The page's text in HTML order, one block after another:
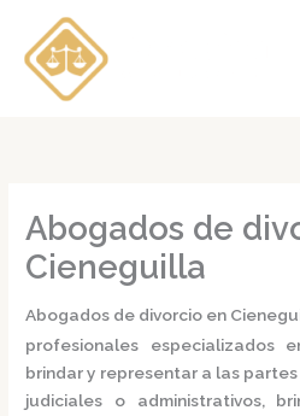
contenido
Abogados de
Cieneguilla
Abogados de divorcio en
profesionales especializados
brindar y representar a las
judiciales o administrativos,